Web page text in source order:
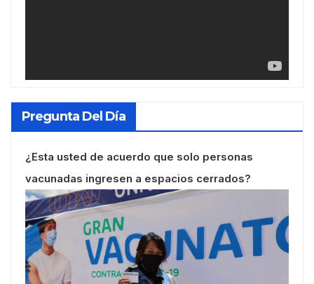
Pregunta Del Día
¿Esta usted de acuerdo que solo personas
vacunadas ingresen a espacios cerrados?